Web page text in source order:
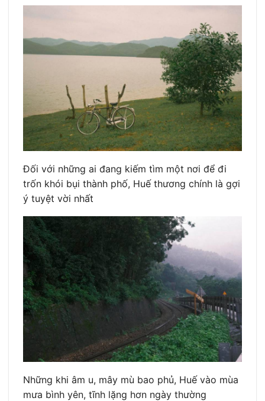
Đối với những ai đang kiếm tìm một nơi để đi
trốn khói bụi thành phố, Huế thương chính là gợi
ý tuyệt vời nhất
Những khi âm u, mây mù bao phủ, Huế vào mùa
mưa bình yên, tĩnh lặng hơn ngày thường